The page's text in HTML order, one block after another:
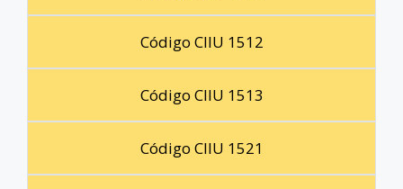
Código CIIU 1512
Código CIIU 1513
Código CIIU 1521